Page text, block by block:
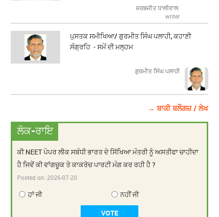
ਸਰਬਜੀਤ ਧਾਲੀਵਾਲ
writer
ਪੁਸਤਕ ਸਮੀਖਿਆ/ ਗੁਰਮੀਤ ਸਿੰਘ ਪਲਾਹੀ, ਕਹਾਣੀ
ਸੰਗ੍ਰਹਿ - ਸਮੇਂ ਦੀ ਮਲ੍ਹਮ
ਗੁਰਮੀਤ ਸਿੰਘ ਪਲਾਹੀ
→ ਬਾਕੀ ਬਲੌਗਜ਼ / ਲੇਖ
ਲੋਕ-ਰਾਇ
ਕੀ NEET ਪੇਪਰ ਲੀਕ ਸਬੰਧੀ ਭਾਰਤ ਦੇ ਸਿੱਖਿਆ ਮੰਤਰੀ ਨੂੰ ਅਸਤੀਫਾ ਚਾਹੀਦਾ
ਹੈ ਜਿਵੇਂ ਕੀ ਵਾਂਗਚੂਕ ਤੇ ਕਾਕਰੋਚ ਪਾਰਟੀ ਮੰਗ ਕਰ ਰਹੀ ਹੈ ?
Posted on:2026-07-20
ਹਾਂ ਜੀ ਨਹੀਂ ਜੀ